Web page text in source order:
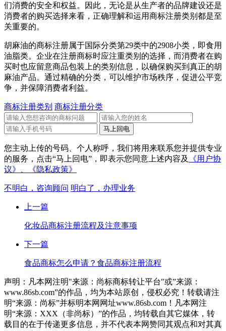
们消费的安全和权益。因此，无论是从生产者的品牌建设还是
消费者的购买选择来看，正确理解和运用商标注册类别都是至
关重要的。
胡麻油的商标注册属于国际分类第29类中的2908小类，即食用
油脂类。企业在注册商标时应注重类别的选择，而消费者在购
买时也应留意商品包装上的类别信息，以确保购买到真正的胡
麻油产品。通过精确的分类，可以维护市场秩序，促进公平竞
争，并保障消费者利益。
商标注册类别 商标注册分类
您主动上传的号码、个人称呼，我们将用来联系您并提供专业
的服务，点击“马上回电”，即表示您同意上述内容及
《用户协
议》、
《隐私政策》
不明白，咨询顾问 明白了，办理业务
上一篇
化妆品商标注册流程及注意事项
下一篇
食品商标怎么申请？食品商标注册流程
声明：凡本网注明"来源：尚标商标转让平台"或”来源：
www.86sb.com”的作品，均为本站原创，侵权必究！转载请注
明“来源：尚标”并标明本网网址www.86sb.com！凡本网注
明“来源：XXX（非尚标）”的作品，均转载自其它媒体，转
载目的在于传递更多信息，并不代表本网赞同其观点和对其真